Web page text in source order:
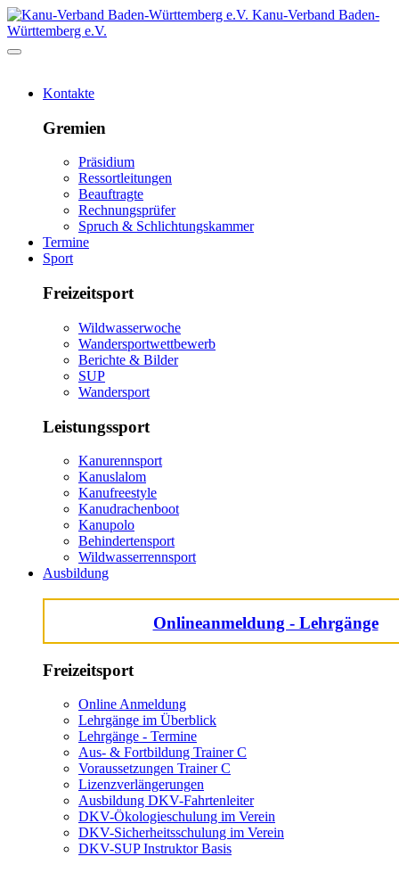
Kanu-Verband Baden-
Württemberg e.V.
Kontakte
Gremien
Präsidium
Ressortleitungen
Beauftragte
Rechnungsprüfer
Spruch & Schlichtungskammer
Termine
Sport
Freizeitsport
Wildwasserwoche
Wandersportwettbewerb
Berichte & Bilder
SUP
Wandersport
Leistungssport
Kanurennsport
Kanuslalom
Kanufreestyle
Kanudrachenboot
Kanupolo
Behindertensport
Wildwasserrennsport
Ausbildung
Onlineanmeldung - Lehrgänge
Freizeitsport
Online Anmeldung
Lehrgänge im Überblick
Lehrgänge - Termine
Aus- & Fortbildung Trainer C
Voraussetzungen Trainer C
Lizenzverlängerungen
Ausbildung DKV-Fahrtenleiter
DKV-Ökologieschulung im Verein
DKV-Sicherheitsschulung im Verein
DKV-SUP Instruktor Basis